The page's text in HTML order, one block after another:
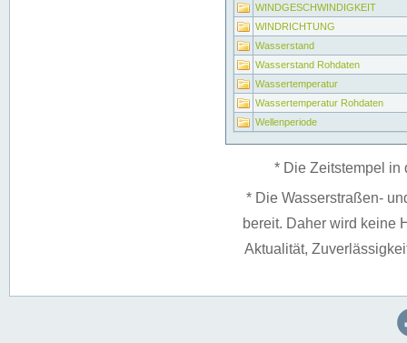
WINDGESCHWINDIGKEIT
WINDRICHTUNG
Wasserstand
Wasserstand Rohdaten
Wassertemperatur
Wassertemperatur Rohdaten
Wellenperiode
* Die Zeitstempel in
* Die Wasserstraßen-
bereit. Daher wird keine
Aktualität,